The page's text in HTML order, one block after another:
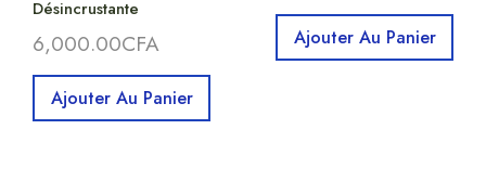
Désincrustante
6,000.00CFA
Ajouter Au Panier
Ajouter Au Panier